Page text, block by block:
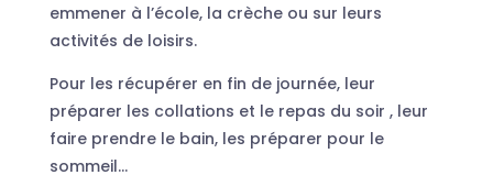
emmener à l’école, la crèche ou sur leurs
activités de loisirs.
Pour les récupérer en fin de journée, leur
préparer les collations et le repas du soir , leur
faire prendre le bain, les préparer pour le
sommeil…